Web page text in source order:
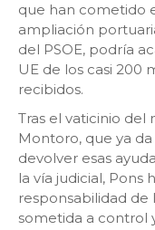
que han cometido
ampliación
del PSOE, podría
UE de los casi 200
recibidos.
Tras el vaticinio del
Montoro, que ya
devolver esas
la vía judicial, Pons
responsabilidad
sometida a control